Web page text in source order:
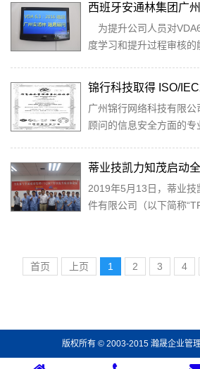
为提升公司人员对
度学习和提升过程审核
广州锦行网络科技有限
顾问的信息安全方面的
2019年5月13日，蒂业
件有限公司（以下简称
首页 上页 1 2 3 4
版权所有 © 2003-2015 瀚晟企业管